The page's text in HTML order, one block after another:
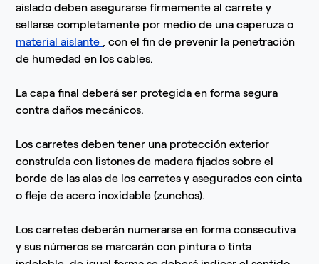
aislado deben asegurarse fírmemente al carrete y
sellarse completamente por medio de una caperuza o
material aislante , con el fin de prevenir la penetración
de humedad en los cables.
La capa final deberá ser protegida en forma segura
contra daños mecánicos.
Los carretes deben tener una protección exterior
construída con listones de madera fijados sobre el
borde de las alas de los carretes y asegurados con cinta
o fleje de acero inoxidable (zunchos).
Los carretes deberán numerarse en forma consecutiva
y sus números se marcarán con pintura o tinta